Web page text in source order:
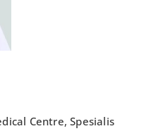
Centre,Spesialis